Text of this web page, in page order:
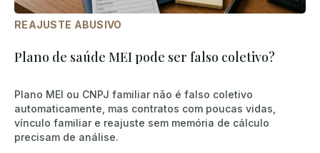
REAJUSTE ABUSIVO
Plano de saúde MEI pode ser falso coletivo?
Plano MEI ou CNPJ familiar não é falso coletivo
automaticamente, mas contratos com poucas vidas,
vínculo familiar e reajuste sem memória de cálculo
precisam de análise.